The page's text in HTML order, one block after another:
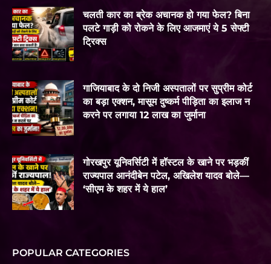
चलती कार का ब्रेक अचानक हो गया फेल? बिना
पलटे गाड़ी को रोकने के लिए आजमाएं ये 5 सेफ्टी
ट्रिक्स
गाजियाबाद के दो निजी अस्पतालों पर सुप्रीम कोर्ट
का बड़ा एक्शन, मासूम दुष्कर्म पीड़िता का इलाज न
करने पर लगाया 12 लाख का जुर्माना
गोरखपुर यूनिवर्सिटी में हॉस्टल के खाने पर भड़कीं
राज्यपाल आनंदीबेन पटेल, अखिलेश यादव बोले—
‘सीएम के शहर में ये हाल’
POPULAR CATEGORIES